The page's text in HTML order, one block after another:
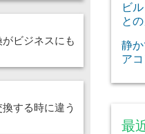
ビジネスにも
する時に違う
ビ
と
静
ア
最